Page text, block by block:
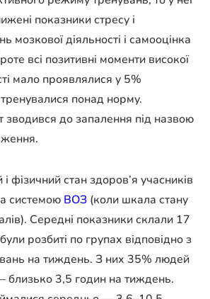
показники стресу і
мозкової діяльності і самооцінка
всі позитивні моменти високої
мало проявлялися у 5%
тренувалися понад норму.
зводився до запалення під назвою
фізичний стан здоров’я учасників
системою ВОЗ (коли шкала стану
Середні показники склали 17
розбиті по групах відповідно з
на тиждень. З них 35% людей
3,5 годин на тиждень.